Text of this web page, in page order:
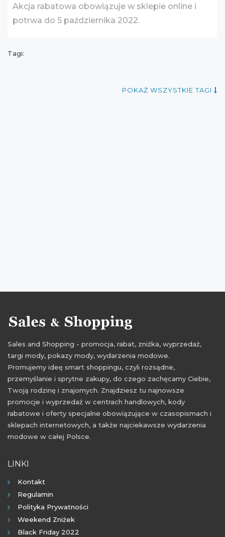
Akcja rabatowa obowiązuje w sklepie online i
potrwa do 5 października 2022.
Tagi:
POKAŻ WSZYSTKIE TAGI
Sales and Shopping - promocja, rabat, zniżka, wyprzedaż,
targi mody, pokazy mody, wydarzenia modowe.
Promujemy ideę smart shoppingu, czyli rozsądne,
przemyślanie i sprytne zakupy, do czego zachęcamy Ciebie,
Twoją rodzinę i znajomych. Znajdziesz tu najnowsze
promocje i wyprzedaż w centrach handlowych, kody
rabatowe i oferty specjalne obowiązujące w czasopismach i
sklepach internetowych, a także najciekawsze wydarzenia
modowe w całej Polsce.
LINKI
Kontakt
Regulamin
Polityka Prywatności
Weekend Zniżek
Black Friday 2022